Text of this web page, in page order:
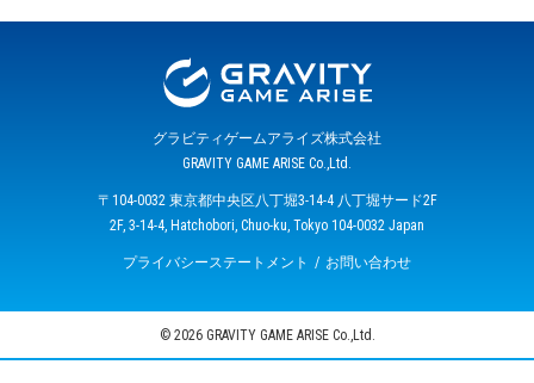
グラビティゲームアライズ株式会社
GRAVITY GAME ARISE Co.,Ltd.
〒104-0032 東京都中央区八丁堀3-14-4 八丁堀サード2F
2F, 3-14-4, Hatchobori, Chuo-ku, Tokyo 104-0032 Japan
プライバシーステートメント お問い合わせ
© 2026 GRAVITY GAME ARISE Co.,Ltd.